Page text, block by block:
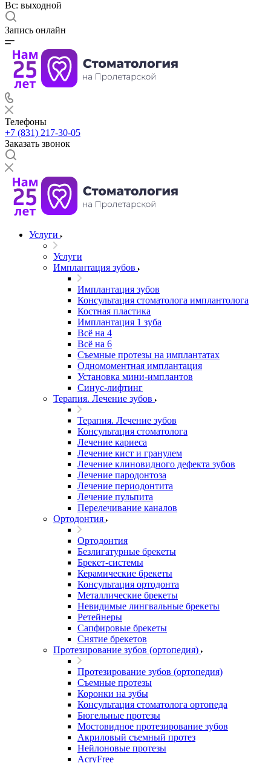
Вс: выходной
Запись онлайн
Телефоны
+7 (831) 217-30-05
Заказать звонок
Услуги
Услуги
Имплантация зубов
Имплантация зубов
Консультация стоматолога имплантолога
Костная пластика
Имплантация 1 зуба
Всё на 4
Всё на 6
Съемные протезы на имплантатах
Одномоментная имплантация
Установка мини-имплантов
Синус-лифтинг
Терапия. Лечение зубов
Терапия. Лечение зубов
Консультация стоматолога
Лечение кариеса
Лечение кист и гранулем
Лечение клиновидного дефекта зубов
Лечение пародонтоза
Лечение периодонтита
Лечение пульпита
Перелечивание каналов
Ортодонтия
Ортодонтия
Безлигатурные брекеты
Брекет-системы
Керамические брекеты
Консультация ортодонта
Металлические брекеты
Невидимые лингвальные брекеты
Ретейнеры
Сапфировые брекеты
Снятие брекетов
Протезирование зубов (ортопедия)
Протезирование зубов (ортопедия)
Съемные протезы
Коронки на зубы
Консультация стоматолога ортопеда
Бюгельные протезы
Мостовидное протезирование зубов
Акриловый съемный протез
Нейлоновые протезы
AcryFree